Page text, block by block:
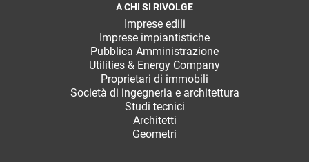
A CHI SI RIVOLGE
Imprese edili
Imprese impiantistiche
Pubblica Amministrazione
Utilities & Energy Company
Proprietari di immobili
Società di ingegneria e architettura
Studi tecnici
Architetti
Geometri